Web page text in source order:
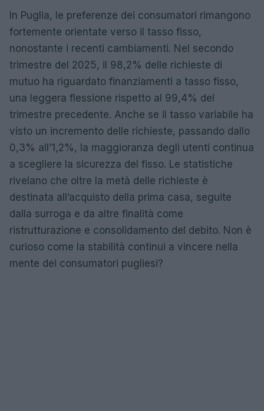
In Puglia, le preferenze dei consumatori rimangono
fortemente orientate verso il tasso fisso,
nonostante i recenti cambiamenti. Nel secondo
trimestre del 2025, il 98,2% delle richieste di
mutuo ha riguardato finanziamenti a tasso fisso,
una leggera flessione rispetto al 99,4% del
trimestre precedente. Anche se il tasso variabile ha
visto un incremento delle richieste, passando dallo
0,3% all’1,2%, la maggioranza degli utenti continua
a scegliere la sicurezza del fisso. Le statistiche
rivelano che oltre la metà delle richieste è
destinata all’acquisto della prima casa, seguite
dalla surroga e da altre finalità come
ristrutturazione e consolidamento del debito. Non è
curioso come la stabilità continui a vincere nella
mente dei consumatori pugliesi?